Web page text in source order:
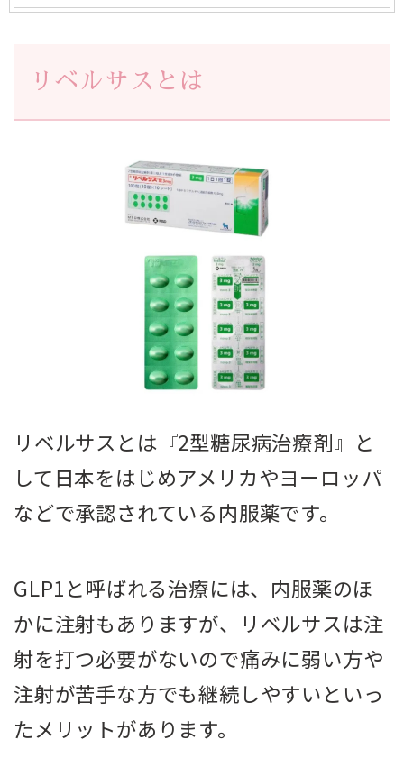
リベルサスとは
リベルサスとは『2型糖尿病治療剤』と
して日本をはじめアメリカやヨーロッパ
などで承認されている内服薬です。
GLP1と呼ばれる治療には、内服薬のほ
かに注射もありますが、リベルサスは注
射を打つ必要がないので痛みに弱い方や
注射が苦手な方でも継続しやすいといっ
たメリットがあります。